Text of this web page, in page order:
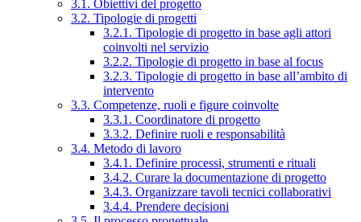
3.1. Obiettivi del progetto
3.2. Tipologie di progetti
3.2.1. Tipologie di progetto in base agli attori
coinvolti nel servizio
3.2.2. Tipologie di progetto in base al focus
3.2.3. Tipologie di progetto in base all’ambito di
intervento
3.3. Competenze, ruoli e figure coinvolte
3.3.1. Coordinatore di progetto
3.3.2. Definire ruoli e responsabilità
3.4. Metodo di lavoro
3.4.1. Definire processi, strumenti e rituali
3.4.2. Curare la documentazione di progetto
3.4.3. Organizzare tavoli tecnici collaborativi
3.4.4. Prendere decisioni